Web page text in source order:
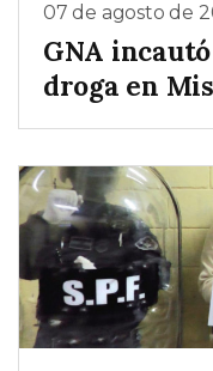
07 de agosto de
GNA
droga en